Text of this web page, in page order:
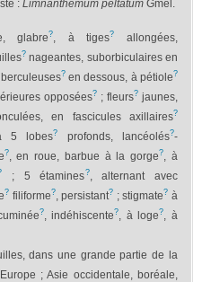
:Limnanthemum peltatum Gmel.
glabre?, à tiges?
allongées,
? nageantes, suborbiculaires en
?en dessous, à pétiole?
opposées? ; fleurs?jaunes,
en fascicules axillaires?
lobes? profonds, lancéolés?-
?, en roue, barbue à la gorge?, à
; 5 étamines?, alternant avec
? filiforme?, persistant? ; stigmate? à
?, indéhiscente?, à loge?, à
dans une grande partie de la
; Asie occidentale, boréale,